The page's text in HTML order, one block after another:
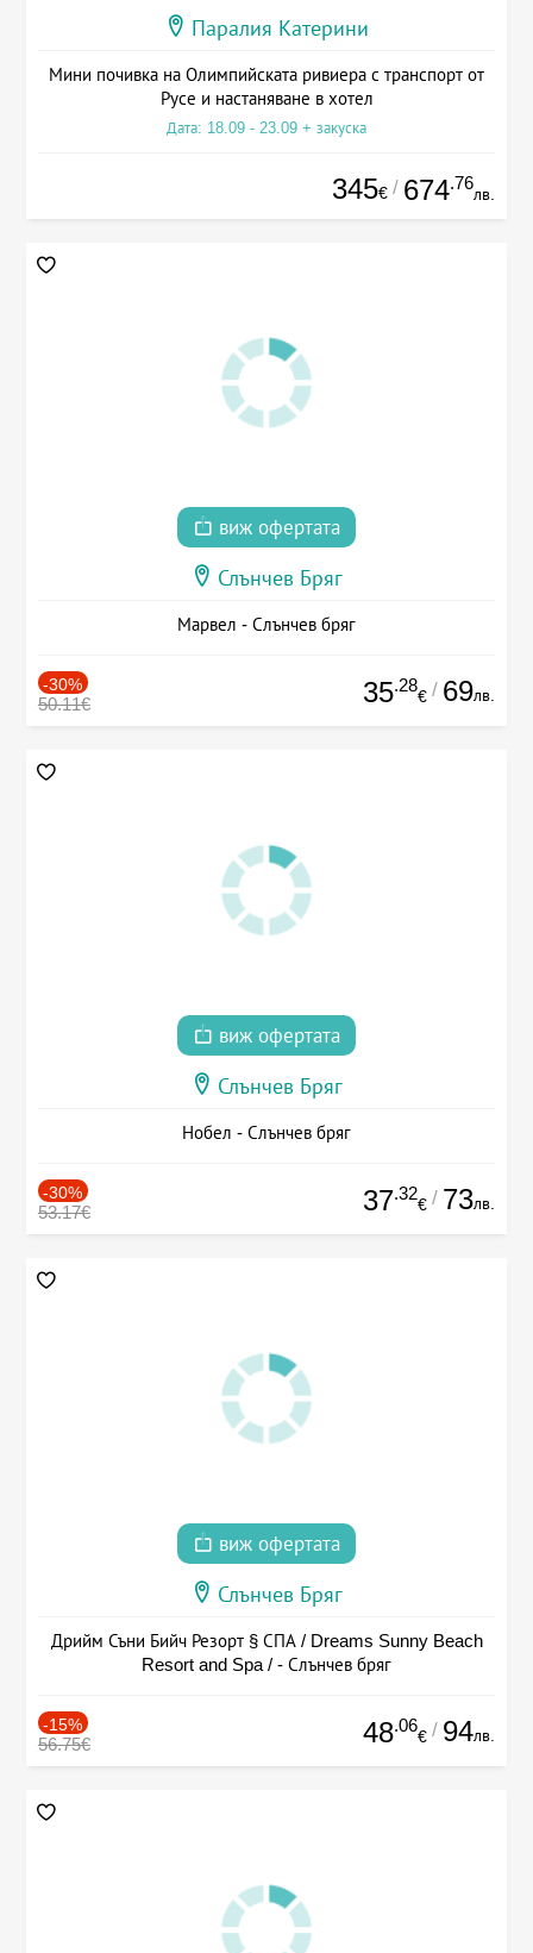
Паралия Катерини
Мини почивка на Олимпийската ривиера с транспорт от
Русе и настаняване в хотел
Дата: 18.09 - 23.09 + закуска
345€ / 674.76
лв.
виж офертата
Слънчев Бряг
Марвел - Слънчев бряг
-30%
50.11€ 35.28
€ / 69лв.
виж офертата
Слънчев Бряг
Нобел - Слънчев бряг
-30%
53.17€ 37.32
€ / 73лв.
виж офертата
Слънчев Бряг
Дрийм Съни Бийч Резорт § СПА / Dreams Sunny Beach
Resort and Spa / - Слънчев бряг
-15%
56.75€ 48.06
€ / 94лв.